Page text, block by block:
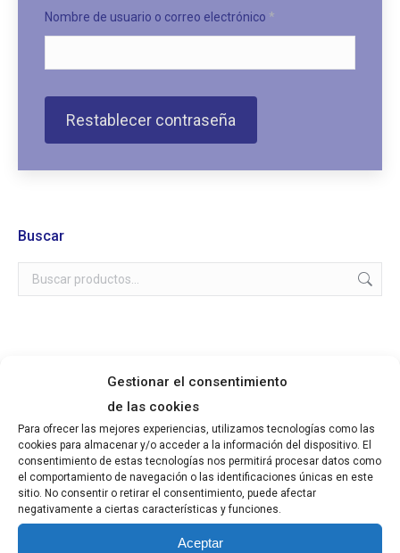
Gestionar el consentimiento
de las cookies
Para ofrecer las mejores experiencias, utilizamos tecnologías como las
cookies para almacenar y/o acceder a la información del dispositivo. El
consentimiento de estas tecnologías nos permitirá procesar datos como
el comportamiento de navegación o las identificaciones únicas en este
sitio. No consentir o retirar el consentimiento, puede afectar
negativamente a ciertas características y funciones.
Aceptar
Nombre de usuario o correo electrónico *
Restablecer contraseña
Buscar
Desatascadores y Antical
Desinfectantes
Friegasuelos
Limpiadores pistola
Limpiahogares